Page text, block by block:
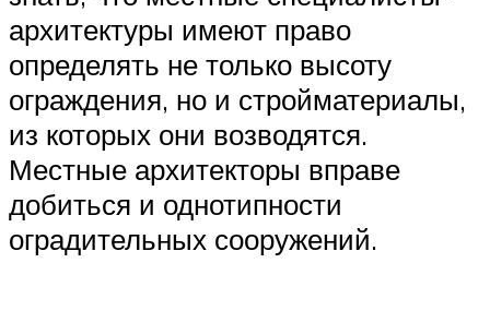
архитектуры имеют право
определять не только высоту
ограждения, но и стройматериалы,
из которых они возводятся.
Местные архитекторы вправе
добиться и однотипности
оградительных сооружений.